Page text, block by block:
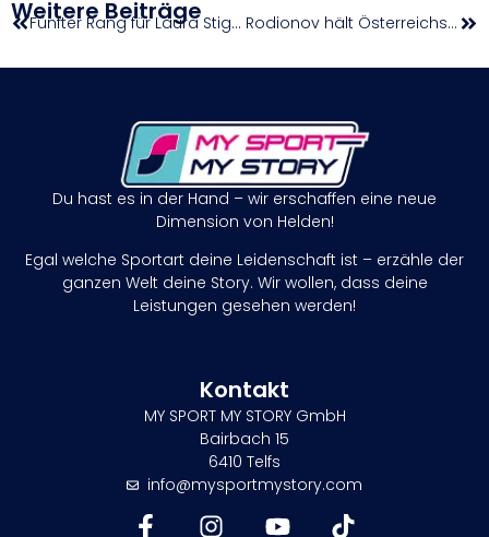
Weitere Beiträge Fünfter Rang für Laura Stigger beim Weltcup in Lenzerheide Rodionov hält Österreichs Fahne hoch | Wimbledon-Qualifikation
Du hast es in der Hand – wir erschaffen eine neue
Dimension von Helden!
Egal welche Sportart deine Leidenschaft ist – erzähle der
ganzen Welt deine Story. Wir wollen, dass deine
Leistungen gesehen werden!
Kontakt
MY SPORT MY STORY GmbH
Bairbach 15
6410 Telfs
info@mysportmystory.com